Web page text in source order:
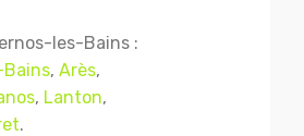
les-Bains :
, Arès,
, Lanton,
.